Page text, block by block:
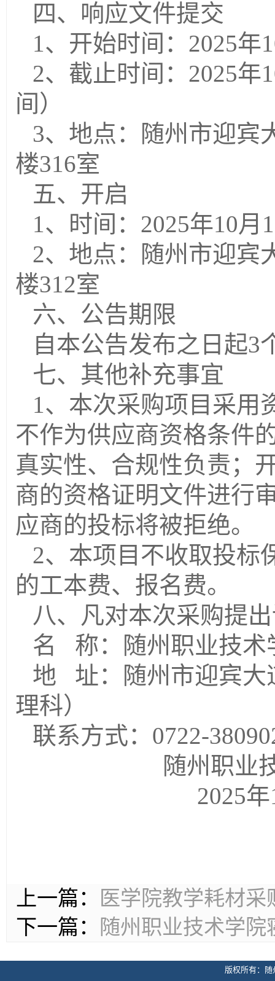
四、响应文件提交
1、开始时间：2025年
2、截止时间：2025年
间）
3、地点：随州市迎宾
楼316室
五、开启
1、时间：2025年10月
2、地点：随州市迎宾
楼312室
六、公告期限
自本公告发布之日起3
七、其他补充事宜
1、本次采购项目采用
不作为供应商资格条件
真实性、合规性负责；
商的资格证明文件进行
应商的投标将被拒绝。
2、本项目不收取投标
的工本费、报名费。
八、凡对本次采购提
名
称：随州职业技术
地 址：随州市迎宾大
理科）
联系方式： 0722-
随州职业
2025年
上一篇：
医学院教学耗材
下一篇：
随州职业技术学
版权所有：